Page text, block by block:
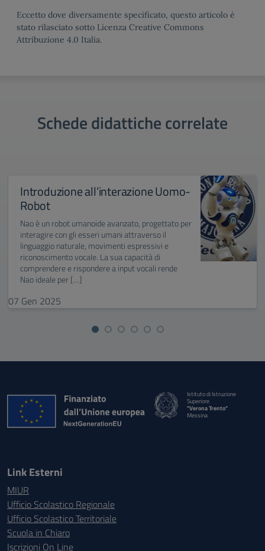
Eccetto dove diversamente specificato, questo articolo è
stato rilasciato sotto Licenza Creative Commons
Attribuzione 4.0 Italia.
Schede didattiche correlate
Introduzione all’interazione Uomo-
Robot
Nao è un robot umanoide avanzato, progettato per
interagire con gli esseri umani attraverso il
linguaggio naturale, movimenti espressivi e
riconoscimento vocale. La sua capacità di
comprendere e rispondere a input vocali rende
Nao ideale per […]
07 Gen 2025
Istituto di Istruzione
Superiore
"Verona Trento"
Messina
Link Esterni
MIUR
Ufficio Scolastico Regionale
Ufficio Scolastico Territoriale
Scuola in Chiaro
Iscrizioni On Line